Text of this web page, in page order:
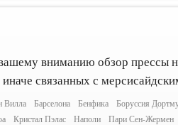
вниманию обзор прессы
иначе связанных с
Вилла Барселона Бенфика Боруссия
Кристал Пэлас Наполи Пари Сен-Жермен